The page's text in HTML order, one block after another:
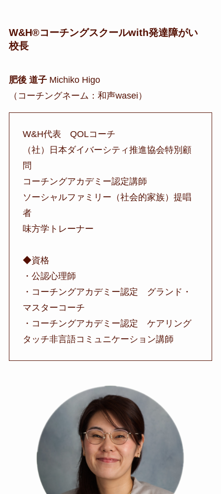
W&H®コーチングスクールwith発達障がい
校長
肥後 道子Michiko Higo
（コーチングネーム：和声wasei）
W&H代表 QOLコーチ
（社）日本ダイバーシティ推進協会特別顧
問
コーチングアカデミー認定講師
ソーシャルファミリー（社会的家族）提唱
者
味方学トレーナー
◆資格
・公認心理師
・コーチングアカデミー認定 グランド・
マスターコーチ
・コーチングアカデミー認定 ケアリング
タッチ非言語コミュニケーション講師